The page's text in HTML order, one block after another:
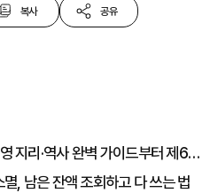
복사 공유
가이드부터 제65회 통영한산대첩축제까지 총정리
, 남은 잔액 조회하고 다 쓰는 법